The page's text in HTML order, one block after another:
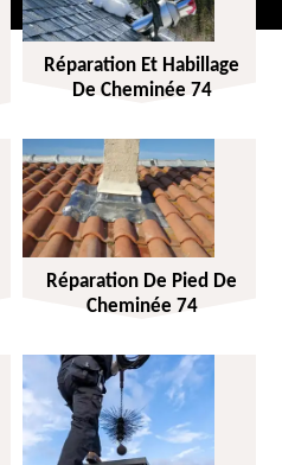
Réparation Et Habillage
De Cheminée 74
Réparation De Pied De
Cheminée 74